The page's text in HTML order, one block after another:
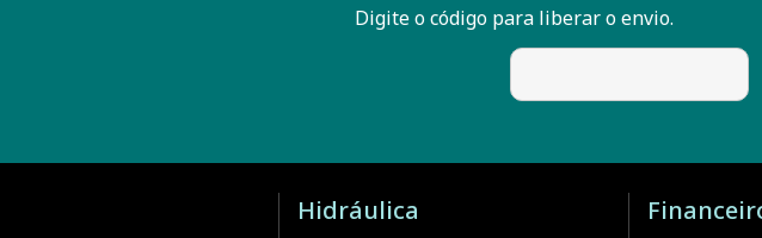
SMC
Digite o código para liberar o envio.
Hidráulica